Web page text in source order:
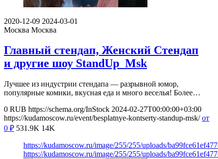
2020-12-09 2024-03-01
Москва Москва
Главный стендап, Женский Стендап
и другие шоу StandUp_Msk
Лучшее из индустрии стендапа — разрывной юмор,
популярные комики, вкусная еда и много веселья! Более…
0 RUB https://schema.org/InStock 2024-02-27T00:00:00+03:00
https://kudamoscow.ru/event/besplatnye-kontserty-standup-msk/ от
0 ₽ 531.9K 14K
https://kudamoscow.ru/image/255/255/uploads/
https://kudamoscow.ru/image/255/255/uploads/